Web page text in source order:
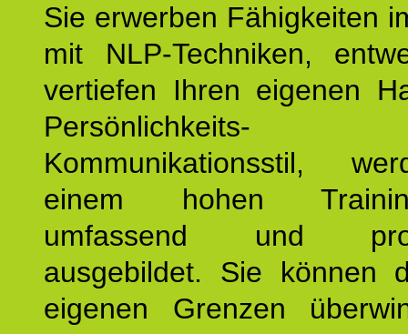
Sie erwerben Fähigkeiten
mit NLP-Techniken,
vertiefen Ihren eigenen
Kommunikationsstil,
einem hohen
umfassend und
ausgebildet. Sie können
eigenen Grenzen